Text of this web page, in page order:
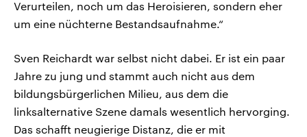
Verurteilen, noch um das Heroisieren, sondern eher
um eine nüchterne Bestandsaufnahme.“
Sven Reichardt war selbst nicht dabei. Er ist ein paar
Jahre zu jung und stammt auch nicht aus dem
bildungsbürgerlichen Milieu, aus dem die
linksalternative Szene damals wesentlich hervorging.
Das schafft neugierige Distanz, die er mit